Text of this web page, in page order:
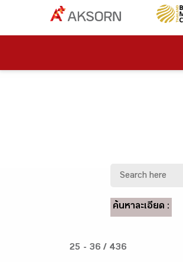
ค้นหาละเอียด :
25 - 36 / 436